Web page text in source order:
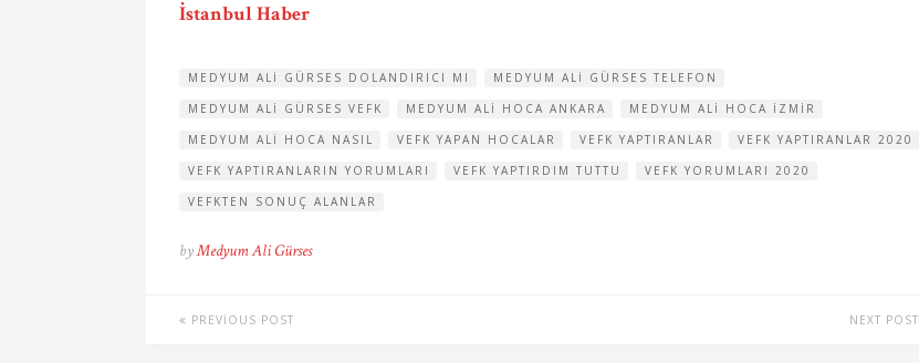
İstanbul Haber
MEDYUM ALI GÜRSES DOLANDIRICI MI
MEDYUM ALI GÜRSES TELEFON
MEDYUM ALI GÜRSES VEFK
MEDYUM ALI HOCA ANKARA
MEDYUM ALI HOCA IZMIR
MEDYUM ALI HOCA NASIL
VEFK YAPAN HOCALAR VEFK YAPTIRANLAR
VEFK YAPTIRANLAR 2020
VEFK YAPTIRANLARIN YORUMLARI
VEFK YAPTIRDIM TUTTU
VEFK YORUMLARI 2020
VEFKTEN SONUÇ ALANLAR
byMedyum Ali Gürses
PREVIOUS POST NEXT POST